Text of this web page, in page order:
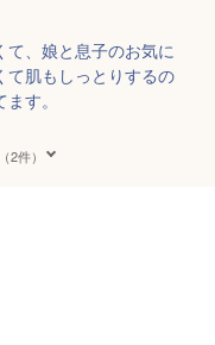
、娘と息子のお気に
て肌もしっとりするの
す。
2件）